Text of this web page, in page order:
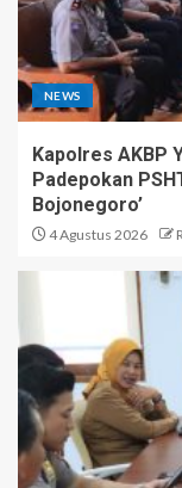
NEWS
Kapolres AKBP
Padepokan
Bojonegoro’
4 Agustus 2026